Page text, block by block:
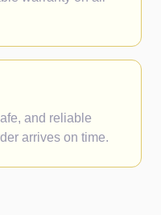
and reliable
arrives on time.